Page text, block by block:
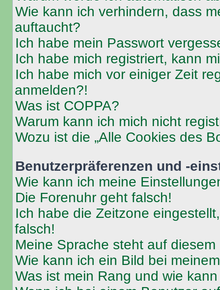
Wie kann ich verhindern, dass
auftaucht?
Ich habe mein Passwort
Ich habe mich registriert, kann
Ich habe mich vor einiger Zeit
anmelden?!
Was ist COPPA?
Warum kann ich mich nicht
Wozu ist die „Alle Cookies des
Benutzerpräferenzen und -
Wie kann ich meine
Die Forenuhr geht falsch!
Ich habe die Zeitzone
falsch!
Meine Sprache steht auf
Wie kann ich ein Bild bei
Was ist mein Rang und wie